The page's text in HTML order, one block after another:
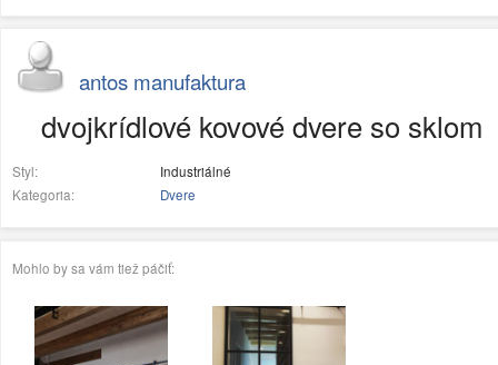
antos manufaktura
dvojkrídlové kovové dvere so sklom
Styl:
Industriálné
Kategoria:
Dvere
Mohlo by sa vám tiež páčiť: